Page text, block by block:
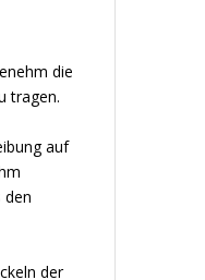
die
tragen.
auf
den
der